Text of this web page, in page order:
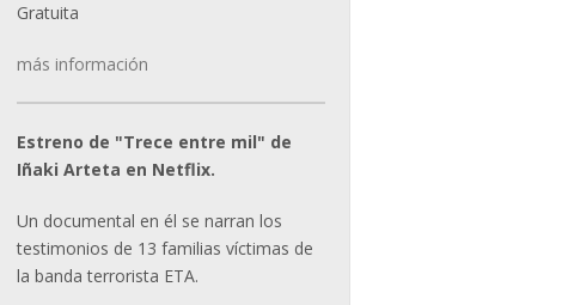
Gratuita
más información
Estreno de "Trece entre mil" de
Iñaki Arteta en Netflix.
Un documental en él se narran los
testimonios de 13 familias víctimas de
la banda terrorista ETA.